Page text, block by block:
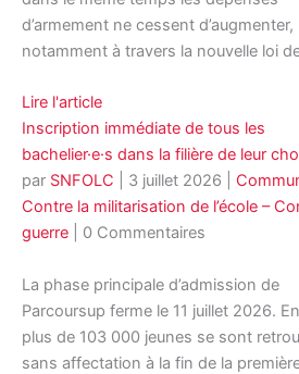
d’armement ne cessent d’augmenter,
notamment à travers la nouvelle loi
Lire l'article
Inscription immédiate de tous les
bachelier·e·s dans la filière de leur
par SNFOLC 3 juillet 2026
Contre la militarisation de l’école –
guerre | 0 Commentaires
La phase principale d’admission de
Parcoursup ferme le 11 juillet 2026.
plus de 103 000 jeunes se sont
sans affectation à la fin de la